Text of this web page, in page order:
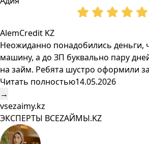
AlemCredit KZ
Неожиданно понадобились деньги,
машину, а до ЗП буквально пару
на займ. Ребята шустро оформили
Читать полностью14.05.2026
→
vsezaimy.kz
ЭКСПЕРТЫ ВСЕZAЙМЫ.KZ